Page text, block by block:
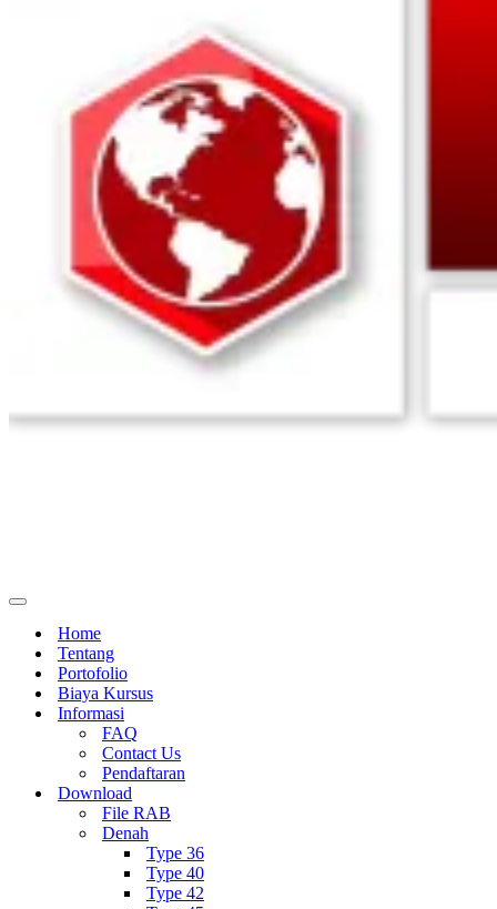
Menu
NavigasiHome
Tentang
Portofolio
Biaya Kursus
Informasi
FAQ
Contact Us
Pendaftaran
Download
File RAB
Denah
Type 36
Type 40
Type 42